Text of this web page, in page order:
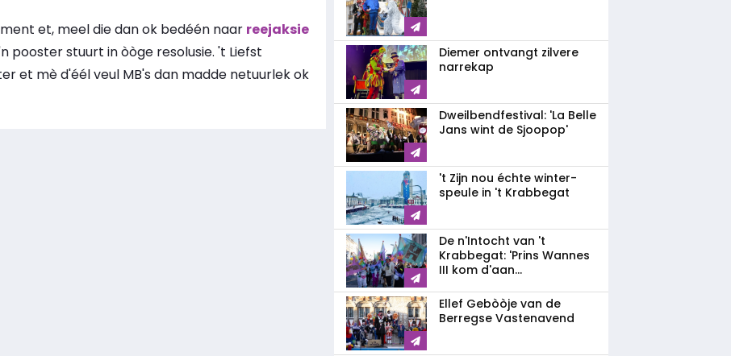
et, meel die dan ok bedéén naar reejaksie
pooster stuurt in òòge resolusie. 't Liefst
et mè d'éél veul MB's dan madde netuurlek ok
Diemer ontvangt zilvere
narrekap
Dweilbendfestival: 'La Belle
Jans wint de Sjoopop'
't Zijn nou échte winter-
speule in 't Krabbegat
De n'Intocht van 't
Krabbegat: 'Prins Wannes
III kom d'aan...
Ellef Gebòòje van de
Berregse Vastenavend